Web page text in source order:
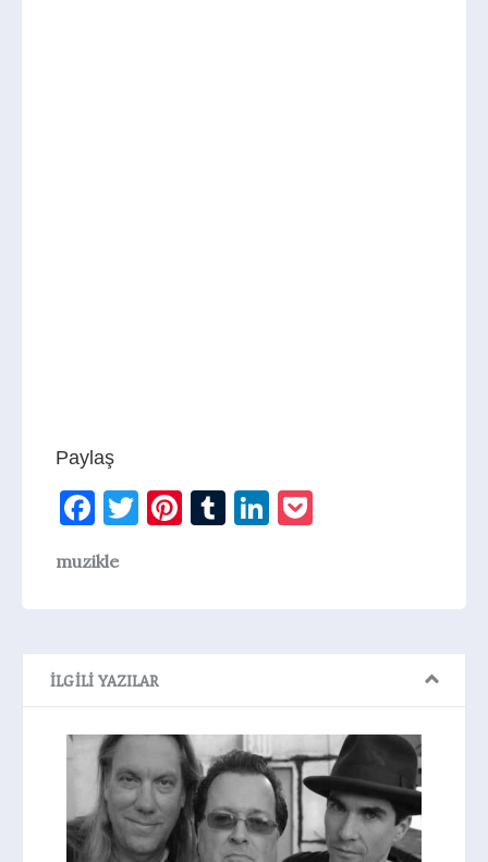
Paylaş
Facebook
TwitterPinterest
TumblrLinkedIn
muzikle
İLGILI YAZILAR